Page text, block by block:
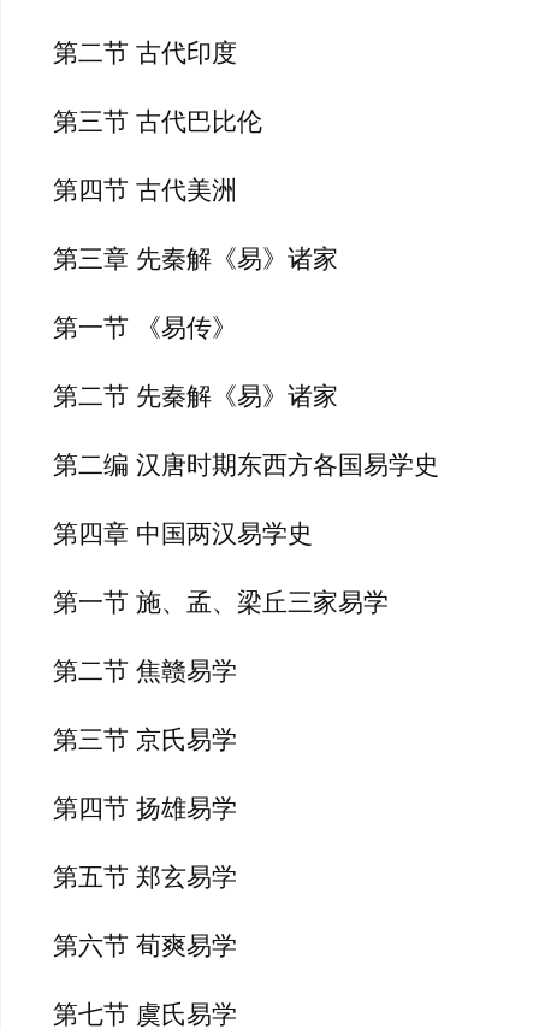
第二节 古代印度
第三节 古代巴比伦
第四节 古代美洲
第三章 先秦解《易》诸家
第一节 《易传》
第二节 先秦解《易》诸家
第二编 汉唐时期东西方各国易学史
第四章 中国两汉易学史
第一节 施、孟、梁丘三家易学
第二节 焦赣易学
第三节 京氏易学
第四节 扬雄易学
第五节 郑玄易学
第六节 荀爽易学
第七节 虞氏易学